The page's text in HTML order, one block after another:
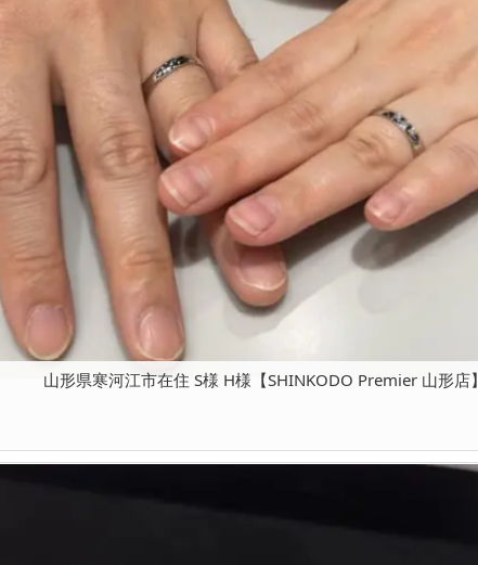
山形県寒河江市在住 S様 H様【SHINKODO Premier 山形店】